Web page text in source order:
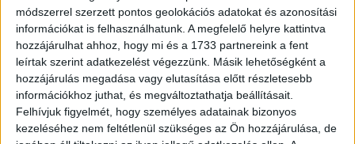
módszerrel szerzett pontos geolokációs adatokat és azonosítási
információkat is felhasználhatunk. A megfelelő helyre kattintva
hozzájárulhat ahhoz, hogy mi és a 1733 partnereink a fent
leírtak szerint adatkezelést végezzünk. Másik lehetőségként a
hozzájárulás megadása vagy elutasítása előtt részletesebb
információkhoz juthat, és megváltoztathatja beállításait.
Felhívjuk figyelmét, hogy személyes adatainak bizonyos
kezeléséhez nem feltétlenül szükséges az Ön hozzájárulása, de
Az IT szektor női döntéshozóinak 40%-a véli úgy, hogy a
kormányoknak és az egyetemeknek ösztönzőket kéne
alkalmaznia, hogy több lány és nő képzelje el karrierjét a
tech ágazatban.
Mindemellett a megkérdezett nők és a férfiak pozitívan
nyilatkoztak az IT szektorról, amely elmondásuk szerint